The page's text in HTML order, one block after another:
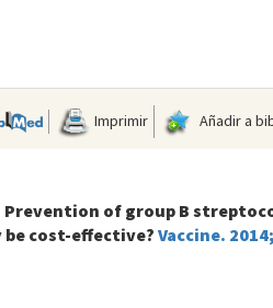
Imprimir Añadir a
Prevention of group B
cost-effective? Vaccine.